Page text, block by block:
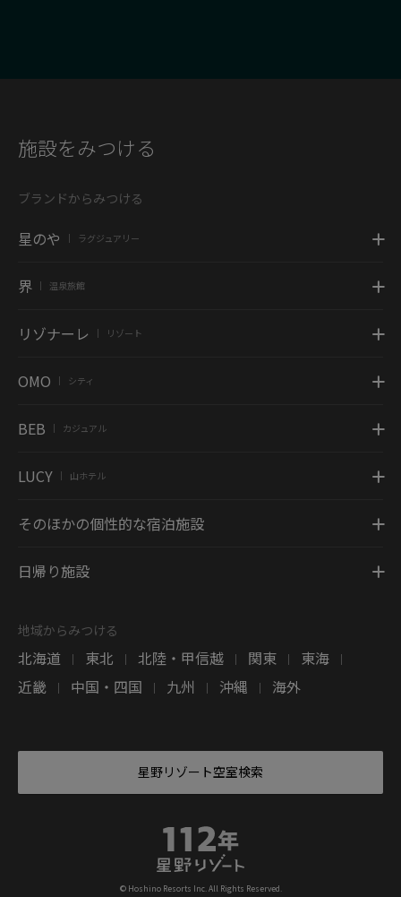
施設をみつける
ブランドからみつける
星のや ラグジュアリー
界 温泉旅館
リゾナーレ リゾート
OMO シティ
BEB カジュアル
LUCY 山ホテル
そのほかの個性的な宿泊施設
日帰り施設
地域からみつける
北海道 | 東北 | 北陸・甲信越 | 関東 | 東海 |
近畿 | 中国・四国 | 九州 | 沖縄 | 海外
星野リゾート空室検索
© Hoshino Resorts Inc. All Rights Reserved.